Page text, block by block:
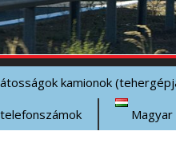
kamionok
Magyar